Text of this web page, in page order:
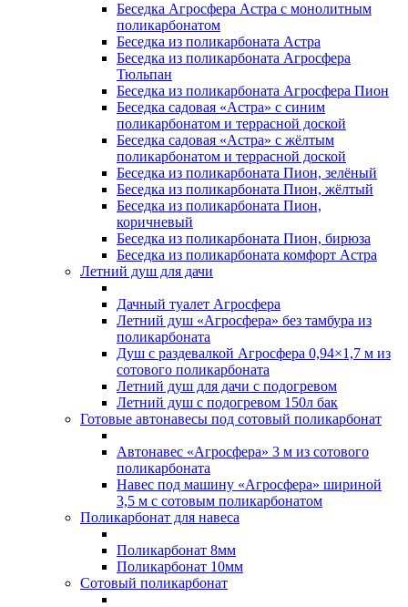
Беседка Агросфера Астра с монолитным
поликарбонатом
Беседка из поликарбоната Астра
Беседка из поликарбоната Агросфера
Тюльпан
Беседка из поликарбоната Агросфера Пион
Беседка садовая «Астра» с синим
поликарбонатом и террасной доской
Беседка садовая «Астра» с жёлтым
поликарбонатом и террасной доской
Беседка из поликарбоната Пион, зелёный
Беседка из поликарбоната Пион, жёлтый
Беседка из поликарбоната Пион,
коричневый
Беседка из поликарбоната Пион, бирюза
Беседка из поликарбоната комфорт Астра
Летний душ для дачи
Дачный туалет Агросфера
Летний душ «Агросфера» без тамбура из
поликарбоната
Душ с раздевалкой Агросфера 0,94×1,7 м из
сотового поликарбоната
Летний душ для дачи с подогревом
Летний душ с подогревом 150л бак
Готовые автонавесы под сотовый поликарбонат
Автонавес «Агросфера» 3 м из сотового
поликарбоната
Навес под машину «Агросфера» шириной
3,5 м с сотовым поликарбонатом
Поликарбонат для навеса
Поликарбонат 8мм
Поликарбонат 10мм
Сотовый поликарбонат